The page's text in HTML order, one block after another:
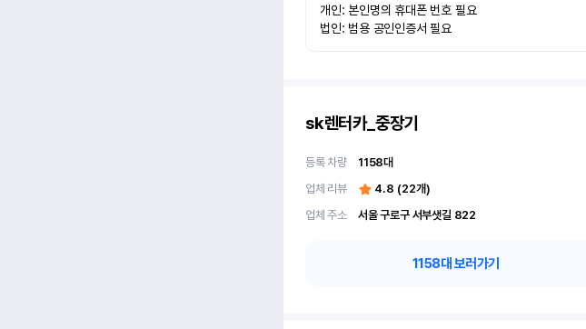
개인: 본인명의 휴대폰 번호 필요
법인: 범용 공인인증서 필요
sk렌터카_중장기
등록 차량 1158대
업체 리뷰
4.8 (22개)
업체 주소
서울 구로구 서부샛길 822
1158대 보러가기